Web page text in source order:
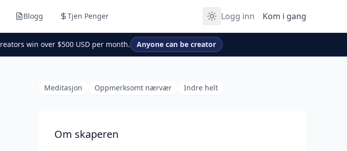
Blogg Tjen Penger Logg inn Kom i gang
win over $500 USD per month. Anyone can be creator
Meditasjon Oppmerksomt nærvær Indre helt
Om skaperen